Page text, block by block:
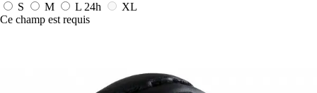
S M L 24h
XL
Ce champ est requis